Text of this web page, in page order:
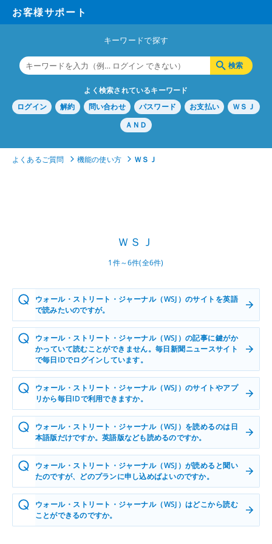
お客様サポート
キーワードで探す
よく検索されているキーワード
ログイン 解約 問い合わせ パスワード お支払い
ＷＳＪ
ＡＮＤ
よくあるご質問 機能の使い方 ＷＳＪ
ＷＳＪ
1件～6件(全6件)
ウォール・ストリート・ジャーナル（WSJ）のサイトを英語
で読みたいのですが。
ウォール・ストリート・ジャーナル（WSJ）の記事に鍵がか
かっていて読むことができません。毎日新聞ニュースサイト
で毎日IDでログインしています。
ウォール・ストリート・ジャーナル（WSJ）のサイトやアプ
リから毎日IDで利用できますか。
ウォール・ストリート・ジャーナル（WSJ）を読めるのは日
本語版だけですか。英語版なども読めるのですか。
ウォール・ストリート・ジャーナル（WSJ）が読めると聞い
たのですが、どのプランに申し込めばよいのですか。
ウォール・ストリート・ジャーナル（WSJ）はどこから読む
ことができるのですか。